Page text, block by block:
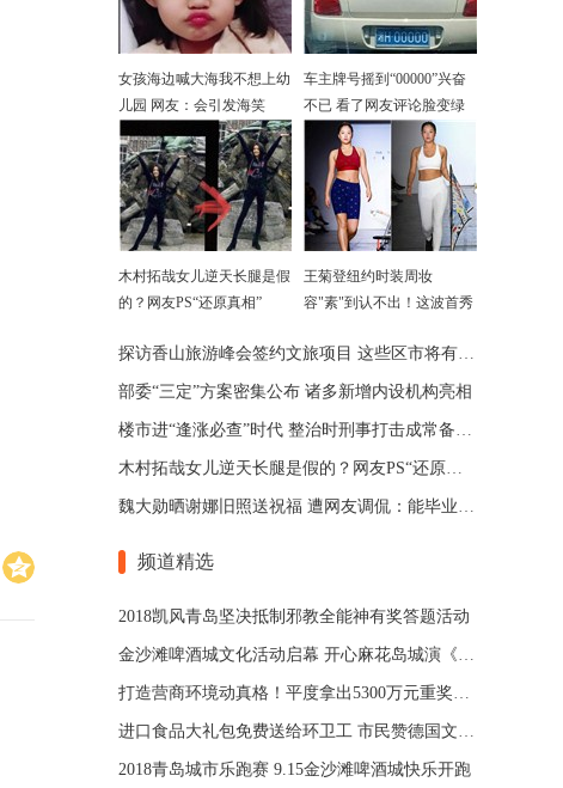
女孩海边喊大海我不想上幼
儿园 网友：会引发海笑
车主牌号摇到“00000”兴奋
不已 看了网友评论脸变绿
木村拓哉女儿逆天长腿是假
的？网友PS“还原真相”
王菊登纽约时装周妆
容"素"到认不出！这波首秀
探访香山旅游峰会签约文旅项目 这些区市将有"大动作"
部委“三定”方案密集公布 诸多新增内设机构亮相
楼市进“逢涨必查”时代 整治时刑事打击成常备手段？
木村拓哉女儿逆天长腿是假的？网友PS“还原真相”
魏大勋晒谢娜旧照送祝福 遭网友调侃：能毕业吗？
频道精选
2018凯风青岛坚决抵制邪教全能神有奖答题活动
金沙滩啤酒城文化活动启幕 开心麻花岛城演《爷们儿》
打造营商环境动真格！平度拿出5300万元重奖企业
进口食品大礼包免费送给环卫工 市民赞德国文化周有爱
2018青岛城市乐跑赛 9.15金沙滩啤酒城快乐开跑